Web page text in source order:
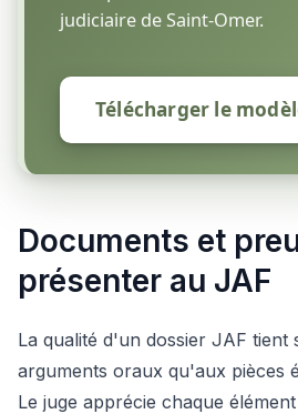
judiciaire de Saint-Omer.
Télécharger le
Documents et
présenter au JAF
La qualité d'un dossier JAF tient
arguments oraux qu'aux pièces
Le juge apprécie chaque